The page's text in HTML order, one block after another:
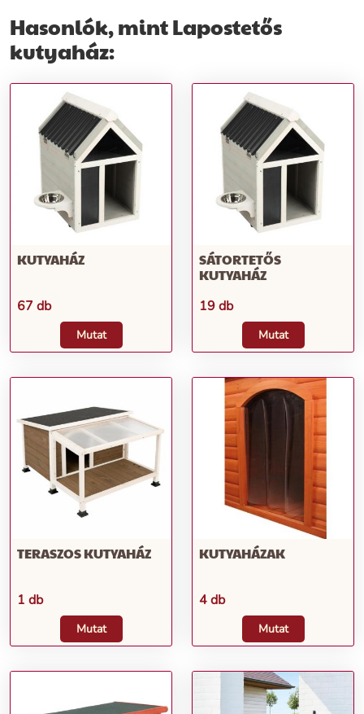
Hasonlók, mint Lapostetős
kutyaház:
KUTYAHÁZ
67 db
Mutat
SÁTORTETŐS
KUTYAHÁZ
19 db
Mutat
TERASZOS KUTYAHÁZ
1 db
Mutat
KUTYAHÁZAK
4 db
Mutat